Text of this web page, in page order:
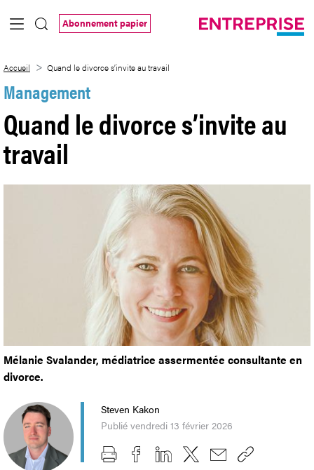
Saut au contenu principal
Abonnement papier
Accueil Quand le divorce s’invite au travail
Management
Quand le divorce s’invite au
travail
Mélanie Svalander, médiatrice assermentée consultante en
divorce.
Steven Kakon
Publié vendredi 13 février 2026